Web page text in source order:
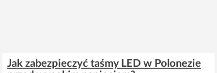
Jak zabezpieczyć taśmy LED w Polonezie